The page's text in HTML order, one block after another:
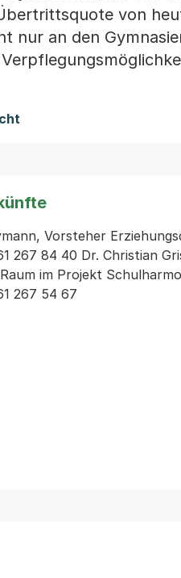
von
nur an den
Vorsteher
267 84 40 Dr. Christian
im Projekt
267 54 67